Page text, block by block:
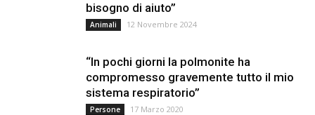
bisogno di aiuto”
Animali 12 Novembre 2024
“In pochi giorni la polmonite ha
compromesso gravemente tutto il mio
sistema respiratorio”
Persone 17 Marzo 2020